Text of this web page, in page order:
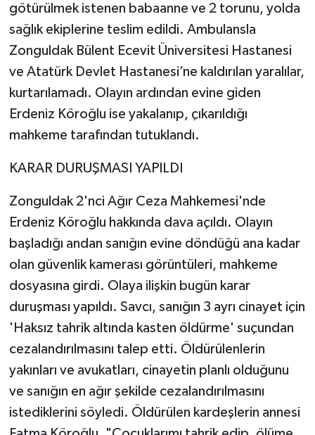
götürülmek istenen babaanne ve 2 torunu, yolda
sağlık ekiplerine teslim edildi. Ambulansla
Zonguldak Bülent Ecevit Üniversitesi Hastanesi
ve Atatürk Devlet Hastanesi’ne kaldırılan yaralılar,
kurtarılamadı. Olayın ardından evine giden
Erdeniz Köroğlu ise yakalanıp, çıkarıldığı
mahkeme tarafından tutuklandı.
KARAR DURUŞMASI YAPILDI
Zonguldak 2'nci Ağır Ceza Mahkemesi'nde
Erdeniz Köroğlu hakkında dava açıldı. Olayın
başladığı andan sanığın evine döndüğü ana kadar
olan güvenlik kamerası görüntüleri, mahkeme
dosyasına girdi. Olaya ilişkin bugün karar
duruşması yapıldı. Savcı, sanığın 3 ayrı cinayet için
'Haksız tahrik altında kasten öldürme' suçundan
cezalandırılmasını talep etti. Öldürülenlerin
yakınları ve avukatları, cinayetin planlı olduğunu
ve sanığın en ağır şekilde cezalandırılmasını
istediklerini söyledi. Öldürülen kardeşlerin annesi